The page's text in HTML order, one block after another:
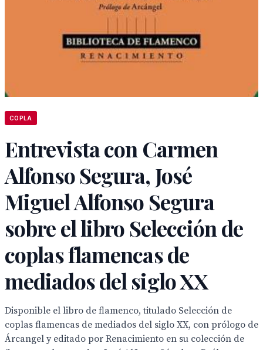
COPLA
Entrevista con Carmen
Alfonso Segura, José
Miguel Alfonso Segura
sobre el libro Selección de
coplas flamencas de
mediados del siglo XX
Disponible el libro de flamenco, titulado Selección de
coplas flamencas de mediados del siglo XX, con prólogo de
Árcangel y editado por Renacimiento en su colección de